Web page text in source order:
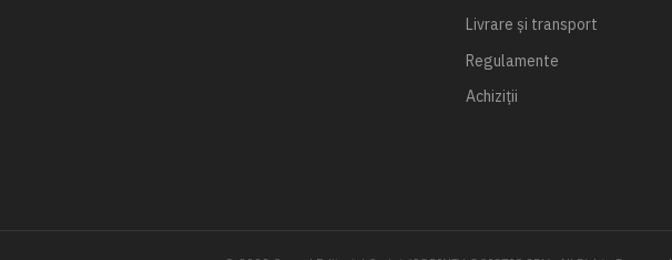
Livrare și transport
Regulamente
Achiziții